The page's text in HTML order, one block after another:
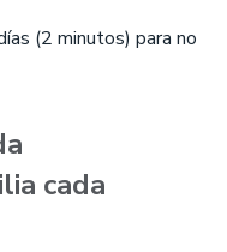
(2 minutos) para no
cada